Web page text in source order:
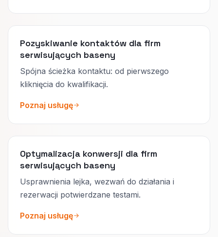
Pozyskiwanie kontaktów dla firm
serwisujących baseny
Spójna ścieżka kontaktu: od pierwszego
kliknięcia do kwalifikacji.
Poznaj usługę
Optymalizacja konwersji dla firm
serwisujących baseny
Usprawnienia lejka, wezwań do działania i
rezerwacji potwierdzane testami.
Poznaj usługę